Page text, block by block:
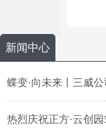
新闻中心
蝶变·向未来丨三威
热烈庆祝正方·云创